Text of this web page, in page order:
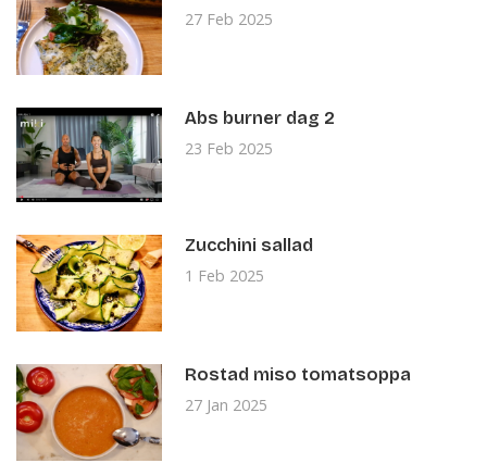
27 Feb 2025
Abs burner dag 2
23 Feb 2025
Zucchini sallad
1 Feb 2025
Rostad miso tomatsoppa
27 Jan 2025